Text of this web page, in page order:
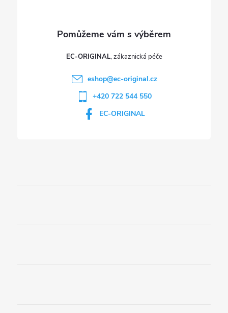
EC-ORIGINAL
eshop@ec-original.cz
+420 722 544 550
EC-ORIGINAL